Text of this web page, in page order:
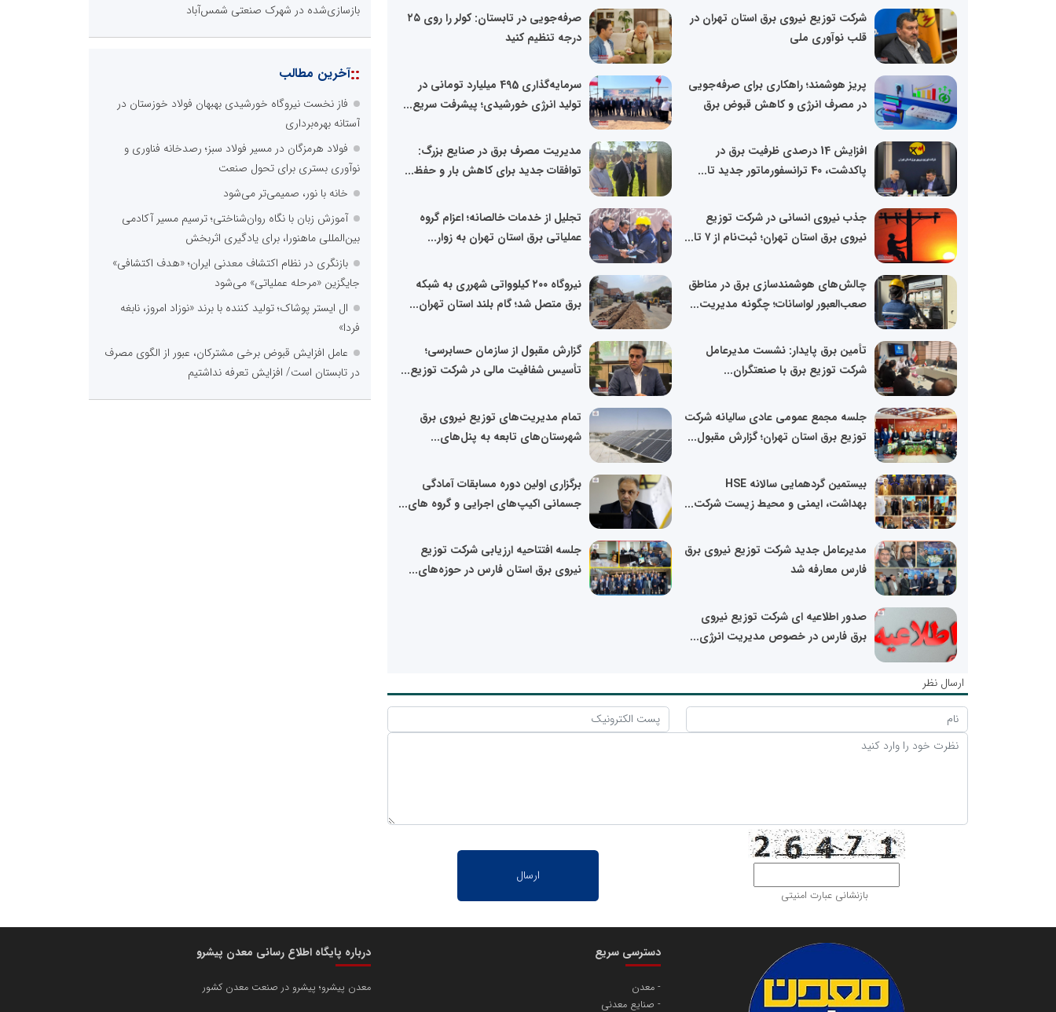
شرکت توزیع نیروی برق استان تهران در
قلب نوآوری ملی
صرفه‌جویی در تابستان: کولر را روی ۲۵
درجه تنظیم کنید
پریز هوشمند؛ راهکاری برای صرفه‌جویی
در مصرف انرژی و کاهش قبوض برق
سرمایه‌گذاری 495 میلیارد تومانی در
تولید انرژی خورشیدی؛ پیشرفت سریع...
افزایش 14 درصدی ظرفیت برق در
پاکدشت، 40 ترانسفورماتور جدید تا...
مدیریت مصرف برق در صنایع بزرگ:
توافقات جدید برای کاهش بار و حفظ...
جذب نیروی انسانی در شرکت توزیع
نیروی برق استان تهران؛ ثبت‌نام از ۷ تا...
تجلیل از خدمات خالصانه؛ اعزام گروه
عملیاتی برق استان تهران به زوار...
چالش‌های هوشمندسازی برق در مناطق
صعب‌العبور لواسانات؛ چگونه مدیریت...
نیروگاه ۲۰۰ کیلوواتی شهرری به شبکه
برق متصل شد؛ گام بلند استان تهران...
تأمین برق پایدار: نشست مدیرعامل
شرکت توزیع برق با صنعتگران...
گزارش مقبول از سازمان حسابرسی؛
تأسیس شفافیت مالی در شرکت توزیع...
جلسه مجمع عمومی عادی سالیانه شرکت
توزیع برق استان تهران؛ گزارش مقبول...
تمام مدیریت‌های توزیع نیروی برق
شهرستان‌های تابعه به پنل‌های...
بیستمین گردهمایی سالانه HSE
بهداشت، ایمنی و محیط زیست شرکت...
برگزاری اولین دوره مسابقات آمادگی
جسمانی اکیپ‌های اجرایی و گروه های...
مدیرعامل جدید شرکت توزیع نیروی برق
فارس معارفه شد
جلسه افتتاحیه ارزیابی شرکت توزیع
نیروی برق استان فارس در حوزه‌های...
صدور اطلاعیه ای شرکت توزیع نیروی
برق فارس در خصوص مدیریت انرژی...
ارسال نظر
بازنشانی عبارت امنیتی
بازسازی‌شده در شهرک صنعتی شمس‌آباد
::آخرین مطالب
فاز نخست نیروگاه خورشیدی بهبهان فولاد خوزستان در
آستانه بهره‌برداری
فولاد هرمزگان در مسیر فولاد سبز؛ رصدخانه فناوری و
نوآوری بستری برای تحول صنعت
خانه با نور، صمیمی‌تر می‌شود
آموزش زبان با نگاه روان‌شناختی؛ ترسیم مسیر آکادمی
بین‌المللی ماهنورا، برای یادگیری اثربخش
بازنگری در نظام اکتشاف معدنی ایران؛ «هدف اکتشافی»
جایگزین «مرحله عملیاتی» می‌شود
ال ایستر پوشاک؛ تولید کننده با برند «نوزاد امروز، نابغه
فردا»
عامل افزایش قبوض برخی مشترکان، عبور از الگوی مصرف
در تابستان است/ افزایش تعرفه نداشتیم
دسترسی سریع
معدن
صنایع معدنی
درباره پایگاه اطلاع رسانی معدن پیشرو
معدن پیشرو؛ پیشرو در صنعت معدن کشور